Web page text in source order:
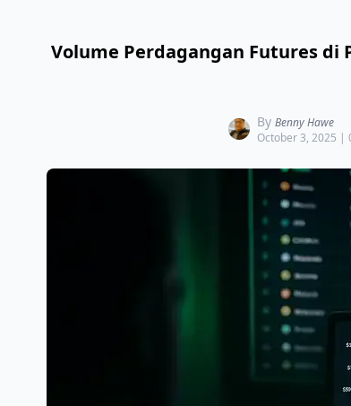
Volume Perdagangan Futures di
By Benny Hawe
October 3, 2025 |